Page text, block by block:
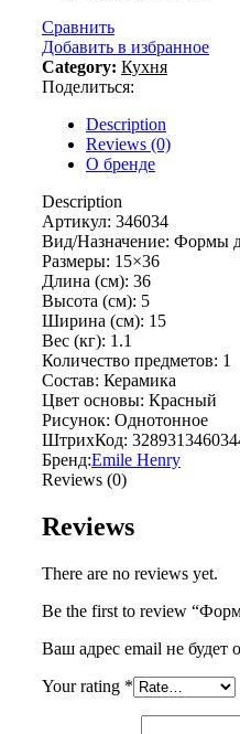
Сравнить
Добавить в избранное
Category: Кухня
Поделиться:
Description
Reviews (0)
О бренде
Description
Артикул: 346034
Вид/Назначение: Формы
Размеры: 15×36
Длина (см): 36
Высота (см): 5
Ширина (см): 15
Вес (кг): 1.1
Количество предметов: 1
Состав: Керамика
Цвет основы: Красный
Рисунок: Однотонное
ШтрихКод:
Бренд:Emile Henry
Reviews (0)
Reviews
There are no reviews yet.
Be the first to review
Ваш адрес email не будет
Your rating *